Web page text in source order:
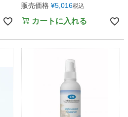
販売価格 ¥5,016税込
カートに入れる